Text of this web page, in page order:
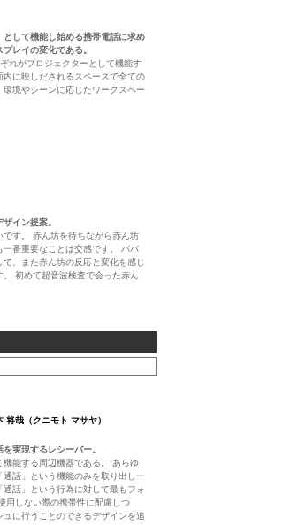
して機能し始める携帯電話に求め
レイの変化である。
れがプロジェクターとして機能す
に映しだされるスペースで全ての
境やシーンに応じたワークスペー
イン提案。
す。 赤ん坊を待ちながら赤ん坊
番重要なことは交感です。 パパ
、また赤ん坊の反応と変化を感じ
初めて超音波検査で会った赤ん
哉（クニモト マサヤ）
実現するレシーバー。
機能する周辺機器である。 あらゆ
話」という機能のみを取り出し一
話」という行為に対して最もフォ
用しない際の携帯性に配慮しつ
に行うことのできるデザインを追